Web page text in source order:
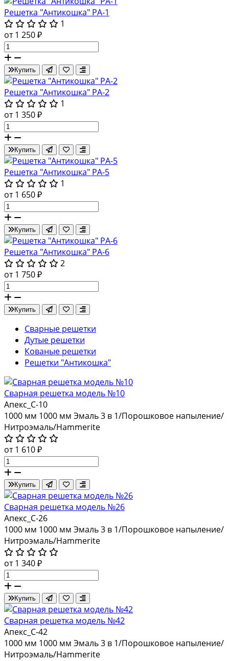
Решетка "Антикошка" РА-1
1
от 1 250 ₽
Купить
Решетка "Антикошка" РА-2
1
от 1 350 ₽
Купить
Решетка "Антикошка" РА-5
1
от 1 650 ₽
Купить
Решетка "Антикошка" РА-6
2
от 1 750 ₽
Купить
Сварные решетки
Дутые решетки
Кованые решетки
Решетки "Антикошка"
Сварная решетка модель №10
Апекс_С-10
1000 мм 1000 мм Эмаль 3 в 1/Порошковое напыление/
Нитроэмаль/Hammerite
от 1 610 ₽
Купить
Сварная решетка модель №26
Апекс_С-26
1000 мм 1000 мм Эмаль 3 в 1/Порошковое напыление/
Нитроэмаль/Hammerite
от 1 340 ₽
Купить
Сварная решетка модель №42
Апекс_С-42
1000 мм 1000 мм Эмаль 3 в 1/Порошковое напыление/
Нитроэмаль/Hammerite